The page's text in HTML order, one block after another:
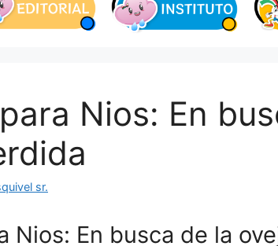
Nios: En
sr.
Nios: En busca de la